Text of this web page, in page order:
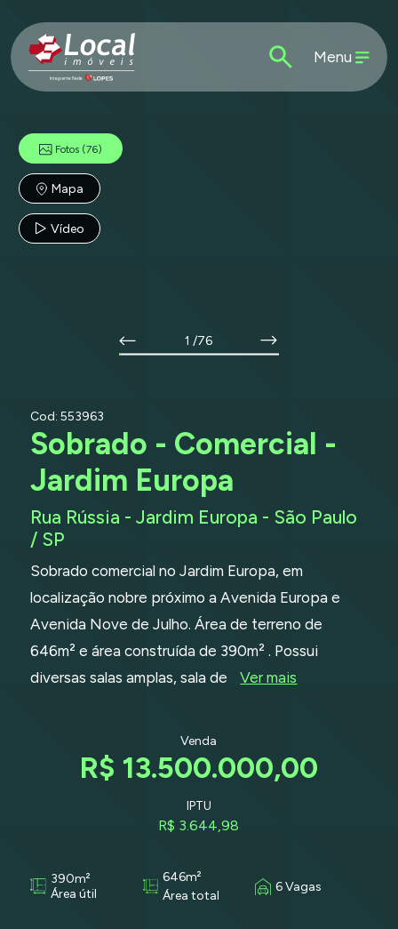
Menu
Fotos (76)
Mapa
Vídeo
1 /76
Cod: 553963
Sobrado - Comercial -
Jardim Europa
Rua Rússia - Jardim Europa - São Paulo
/ SP
Sobrado comercial no Jardim Europa, em
localização nobre próximo a Avenida Europa e
Avenida Nove de Julho. Área de terreno de
646m² e área construída de 390m² . Possui
diversas salas amplas, sala de
Ver mais
Venda
R$ 13.500.000,00
IPTU
R$ 3.644,98
390m²
Área útil
646m²
Área total
6 Vagas